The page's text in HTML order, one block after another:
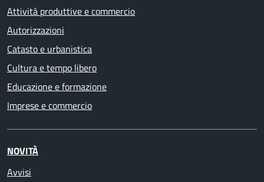
Attività produttive e commercio
Autorizzazioni
Catasto e urbanistica
Cultura e tempo libero
Educazione e formazione
Imprese e commercio
NOVITÀ
Avvisi